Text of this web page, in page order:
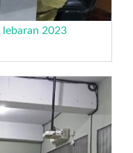
lebaran 2023